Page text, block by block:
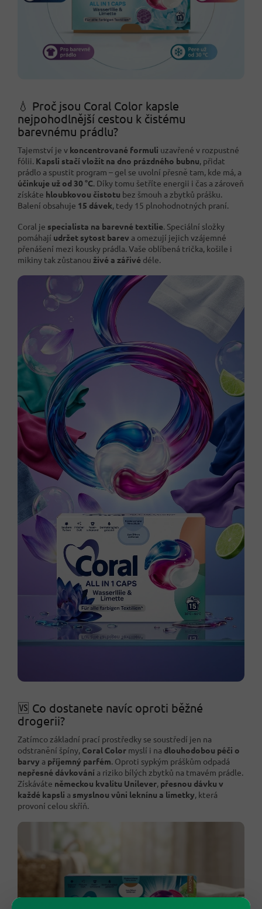
💧 Proč jsou Coral Color kapsle
nejpohodlnější cestou k čistému
barevnému prádlu?
Tajemství je v koncentrované formuli uzavřené v rozpustné
fólii. Kapsli stačí vložit na dno prázdného bubnu, přidat
prádlo a spustit program – gel se uvolní přesně tam, kde má, a
účinkuje už od 30 °C. Díky tomu šetříte energii i čas a zároveň
získáte hloubkovou čistotu bez šmouh a zbytků prášku.
Balení obsahuje 15 dávek, tedy 15 plnohodnotných praní.
Coral je specialista na barevné textilie. Speciální složky
pomáhají udržet sytost barev a omezují jejich vzájemné
přenášení mezi kousky prádla. Vaše oblíbená trička, košile i
mikiny tak zůstanou živé a zářivé déle.
🆚 Co dostanete navíc oproti běžné
drogerii?
Zatímco základní prací prostředky se soustředí jen na
odstranění špíny, Coral Color myslí i na dlouhodobou péči o
barvy a příjemný parfém. Oproti sypkým práškům odpadá
nepřesné dávkování a riziko bílých zbytků na tmavém prádle.
Získáváte německou kvalitu Unilever, přesnou dávku v
každé kapsli a smyslnou vůni leknínu a limetky, která
provoní celou skříň.